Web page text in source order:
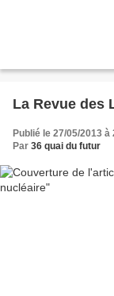
La Revue des
Publié le 27/05/2013 à
Par 36 quai du futur